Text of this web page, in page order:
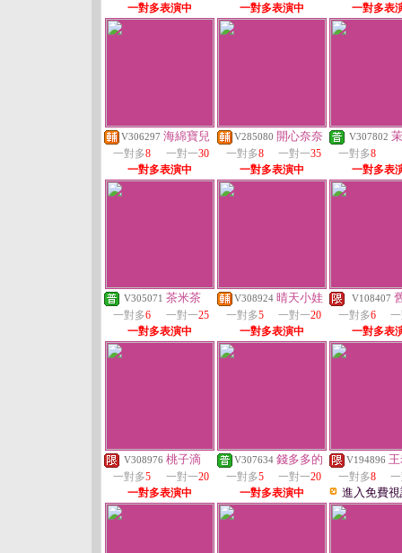
一對多表演中
一對多表演中
一對多表
V306297 海綿寶兒
一對多8 一對一30
一對多表演中
V285080 開心奈奈
一對多8 一對一35
一對多表演中
V307802
一對多8
一對多表
V305071 茶米茶
一對多6 一對一25
一對多表演中
V308924 晴天小娃
一對多5 一對一20
一對多表演中
V108407
一對多6
一對多表
V308976 桃子滴
一對多5 一對一20
一對多表演中
V307634 錢多多的
一對多5 一對一20
一對多表演中
V194896
一對多8
進入免費